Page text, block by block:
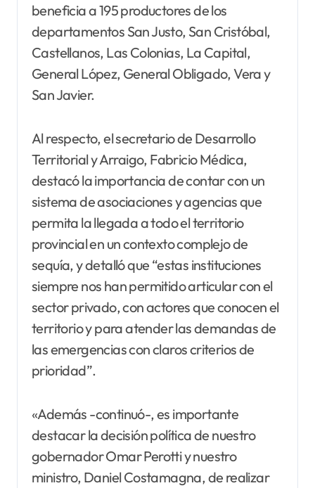
beneficia a 195 productores de los
departamentos San Justo, San Cristóbal,
Castellanos, Las Colonias, La Capital,
General López, General Obligado, Vera y
San Javier.
Al respecto, el secretario de Desarrollo
Territorial y Arraigo, Fabricio Médica,
destacó la importancia de contar con un
sistema de asociaciones y agencias que
permita la llegada a todo el territorio
provincial en un contexto complejo de
sequía, y detalló que “estas instituciones
siempre nos han permitido articular con el
sector privado, con actores que conocen el
territorio y para atender las demandas de
las emergencias con claros criterios de
prioridad”.
«Además -continuó-, es importante
destacar la decisión política de nuestro
gobernador Omar Perotti y nuestro
ministro, Daniel Costamagna, de realizar